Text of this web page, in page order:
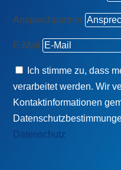
Ansprechpartner
E-Mail
Ich stimme zu, dass
verarbeitet werden. Wir
Kontaktinformationen
Datenschutz